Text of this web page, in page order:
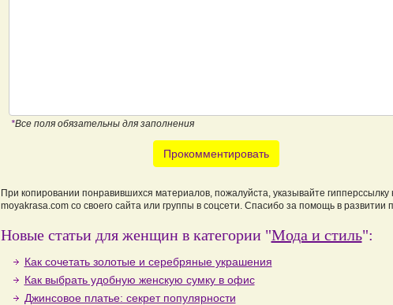
*Все поля обязательны для заполнения
Прокомментировать
При копировании понравившихся материалов, пожалуйста, указывайте гипперссылку
moyakrasa.com со своего сайта или группы в соцсети. Спасибо за помощь в развитии
Новые статьи для женщин в категории "Мода и стиль":
Как сочетать золотые и серебряные украшения
Как выбрать удобную женскую сумку в офис
Джинсовое платье: секрет популярности